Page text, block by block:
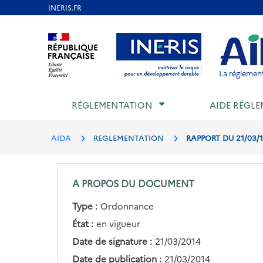
Aller au contenu Aller au menu Aller au
La
RÉGLEMENTATION AIDE
AIDA REGLEMENTATION RAPPORT DU 21/
A PROPOS DU DOCUMENT
Type : Ordonnance
État : en vigueur
Date de signature : 21/03/2014
Date de publication : 21/03/2014